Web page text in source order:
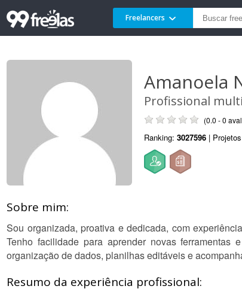
Freelancers
Amanoela
Profissional
(0.0 - 0
Ranking: 3027596 |
Sobre mim:
Sou organizada, proativa e dedicada, com
Tenho facilidade para aprender novas
organização de dados, planilhas editáveis e
Resumo da experiência profissional: